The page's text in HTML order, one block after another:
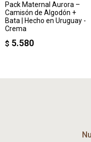
Pack Maternal Aurora –
Camisón de Algodón +
Bata | Hecho en Uruguay -
Crema
$ 5.580